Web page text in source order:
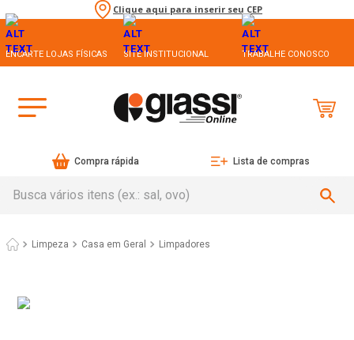
Clique aqui para inserir seu CEP
ENCARTE LOJAS FÍSICAS SITE INSTITUCIONAL TRABALHE CONOSCO
Compra rápida Lista de compras
Limpeza Casa em Geral Limpadores